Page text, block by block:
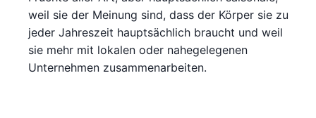
weil sie der Meinung sind, dass der Körper sie zu
jeder Jahreszeit hauptsächlich braucht und weil
sie mehr mit lokalen oder nahegelegenen
Unternehmen zusammenarbeiten.